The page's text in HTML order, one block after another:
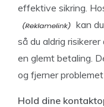
effektive sikring.
kan
så du aldrig
en glemt betaling.
og fjerner
Hold dine